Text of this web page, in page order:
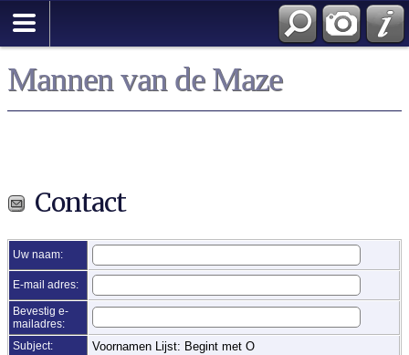
Mannen van de Maze
Contact
Uw naam:
E-mail adres:
Bevestig e-
mailadres:
Subject:
Voornamen Lijst: Begint met O